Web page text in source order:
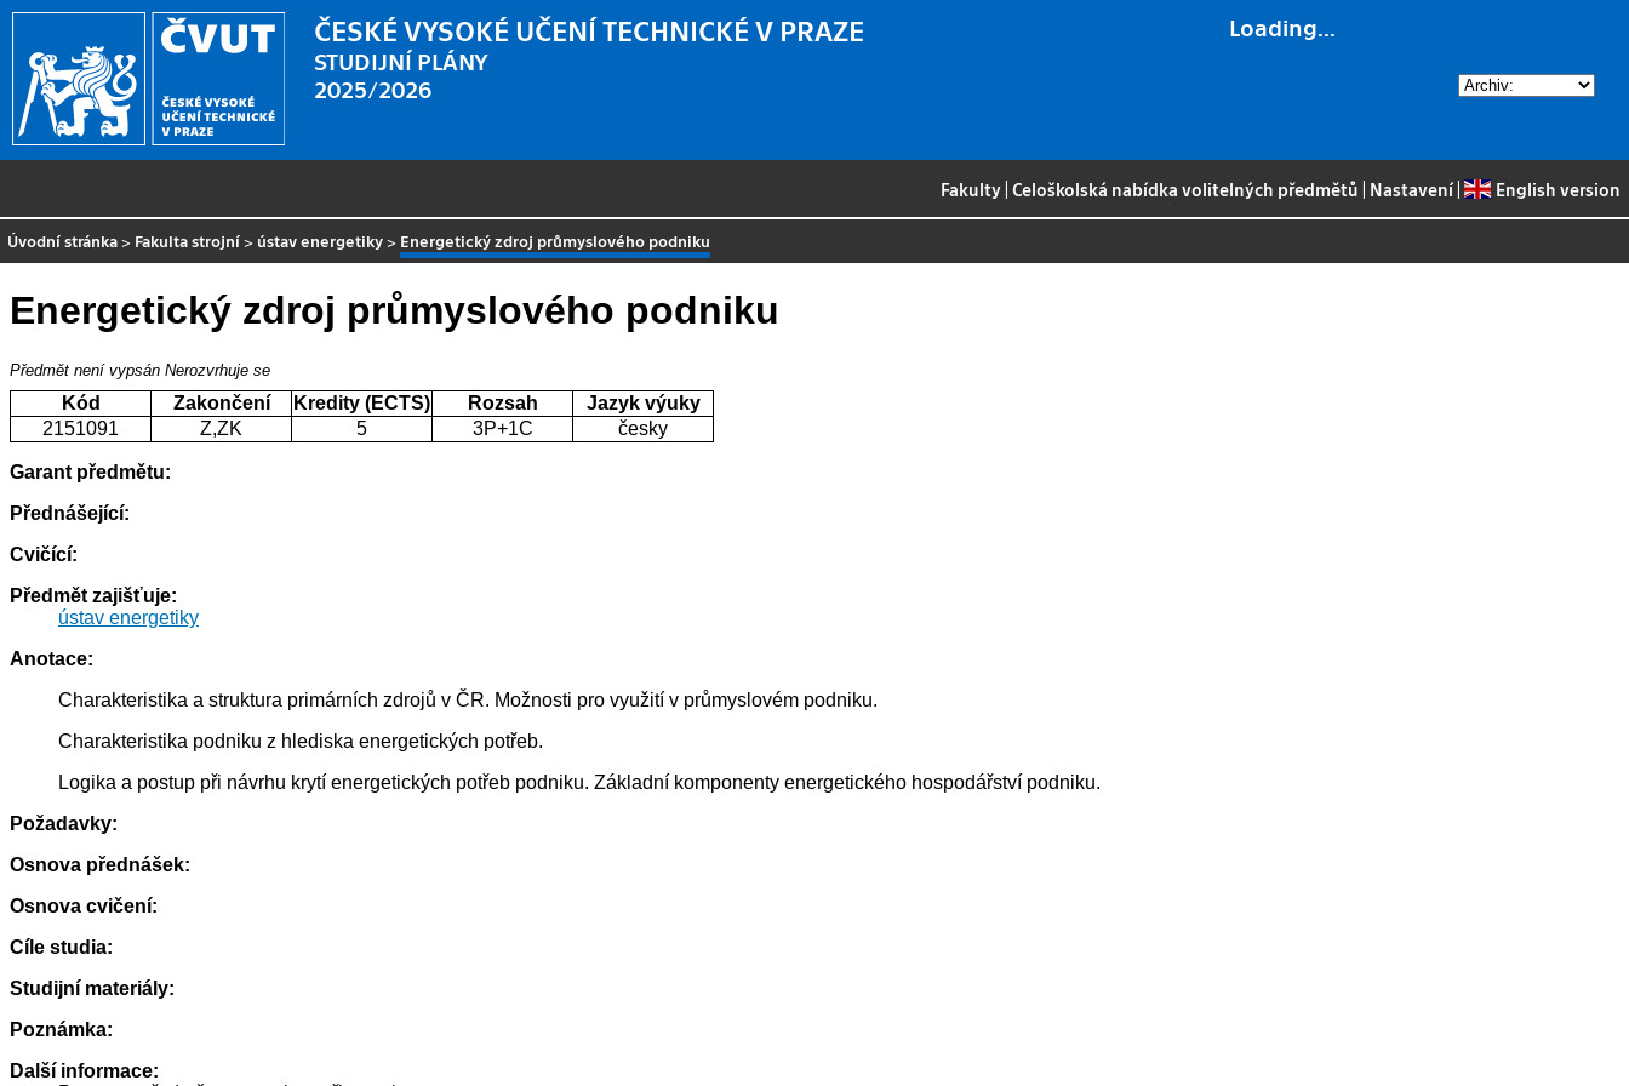
Loading...
ČESKÉ VYSOKÉ UČENÍ TECHNICKÉ V PRAZE
STUDIJNÍ PLÁNY
2025/2026
Fakulty |Celoškolská nabídka volitelných předmětů Nastavení| English version
Úvodní stránka > Fakulta strojní > ústav energetiky > Energetický zdroj průmyslového podniku
Energetický zdroj průmyslového podniku
Předmět není vypsán Nerozvrhuje se
Kód Zakončení Kredity (ECTS) Rozsah
Jazyk výuky
2151091
Z,ZK 5 3P+1C česky
Garant předmětu:
Přednášející:
Cvičící:
Předmět zajišťuje:
ústav energetiky
Anotace:
Charakteristika a struktura primárních zdrojů v ČR. Možnosti pro využití v průmyslovém podniku.
Charakteristika podniku z hlediska energetických potřeb.
Logika a postup při návrhu krytí energetických potřeb podniku. Základní komponenty energetického hospodářství podniku.
Požadavky:
Osnova přednášek:
Osnova cvičení:
Cíle studia:
Studijní materiály:
Poznámka:
Další informace: